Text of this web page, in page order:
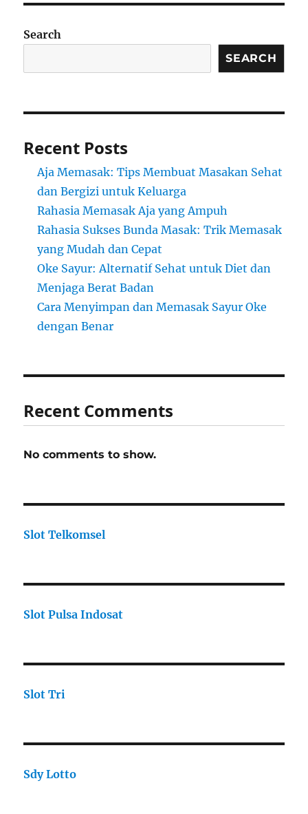
Search
SEARCH
Recent Posts
Aja Memasak: Tips Membuat Masakan Sehat
dan Bergizi untuk Keluarga
Rahasia Memasak Aja yang Ampuh
Rahasia Sukses Bunda Masak: Trik Memasak
yang Mudah dan Cepat
Oke Sayur: Alternatif Sehat untuk Diet dan
Menjaga Berat Badan
Cara Menyimpan dan Memasak Sayur Oke
dengan Benar
Recent Comments
No comments to show.
Slot Telkomsel
Slot Pulsa Indosat
Slot Tri
Sdy Lotto